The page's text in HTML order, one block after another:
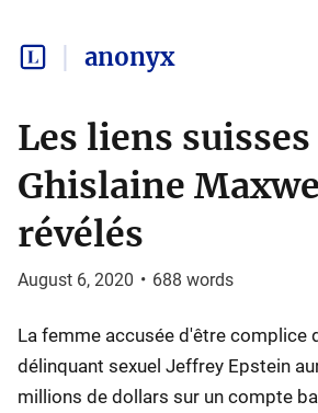
anonyx
Les liens suisses
Ghislaine
révélés
August 6, 2020 • 688 words
La femme accusée d'être complice
délinquant sexuel Jeffrey Epstein
millions de dollars sur un compte